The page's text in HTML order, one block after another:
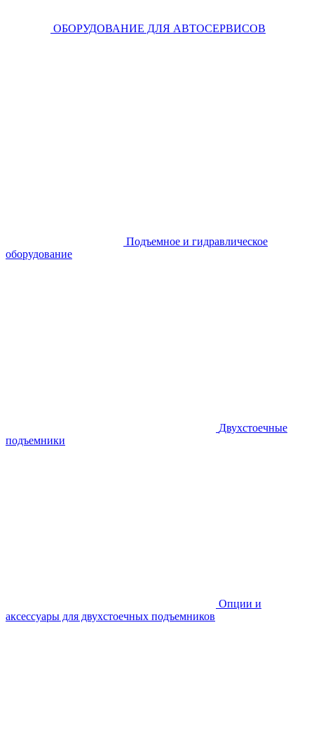
ОБОРУДОВАНИЕ ДЛЯ АВТОСЕРВИСОВ
Подъемное и гидравлическое
оборудование
Двухстоечные
подъемники
Опции и
аксессуары для двухстоечных подъемников